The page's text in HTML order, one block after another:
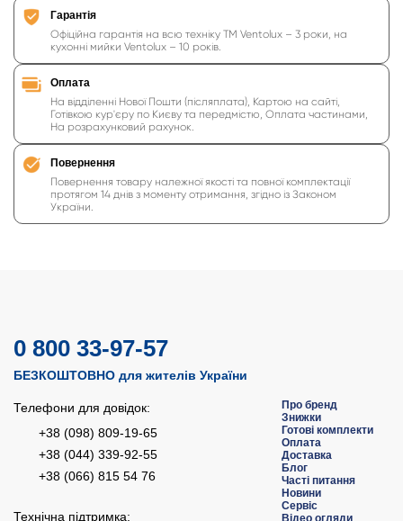
Гарантія
Офіційна гарантія на всю техніку ТМ Ventolux – 3 роки, на
кухонні мийки Ventolux – 10 років.
Оплата
На відділенні Нової Пошти (післяплата), Картою на сайті,
Готівкою кур'єру по Києву та передмістю, Оплата частинами,
На розрахунковий рахунок.
Повернення
Повернення товару належної якості та повної комплектації
протягом 14 днів з моменту отримання, згідно із Законом
України.
0 800 33-97-57
БЕЗКОШТОВНО для жителів України
Телефони для довідок:
+38 (098) 809-19-65
+38 (044) 339-92-55
+38 (066) 815 54 76
Технічна підтримка:
Про бренд
Знижки
Готові комплекти
Оплата
Доставка
Блог
Часті питання
Новини
Сервіс
Відео огляди